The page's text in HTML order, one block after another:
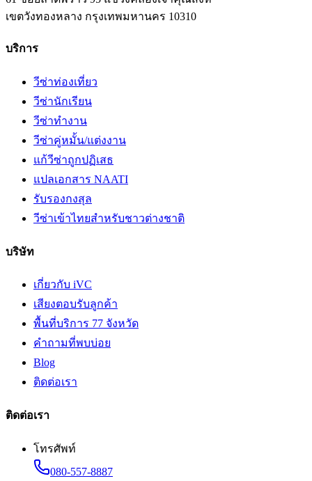
เขตวังทองหลาง กรุงเทพมหานคร 10310
บริการ
วีซ่าท่องเที่ยว
วีซ่านักเรียน
วีซ่าทำงาน
วีซ่าคู่หมั้น/แต่งงาน
แก้วีซ่าถูกปฏิเสธ
แปลเอกสาร NAATI
รับรองกงสุล
วีซ่าเข้าไทยสำหรับชาวต่างชาติ
บริษัท
เกี่ยวกับ iVC
เสียงตอบรับลูกค้า
พื้นที่บริการ 77 จังหวัด
คำถามที่พบบ่อย
Blog
ติดต่อเรา
ติดต่อเรา
โทรศัพท์
080-557-8887